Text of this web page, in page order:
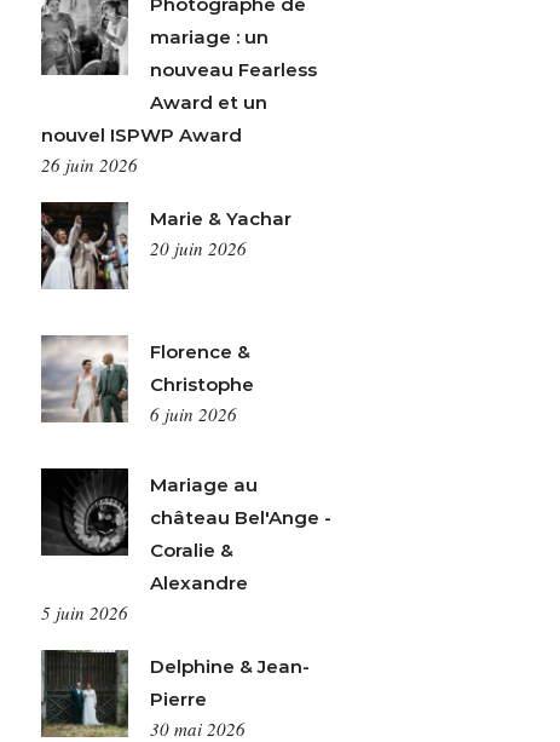
mariage : un
nouveau Fearless
Award et un
nouvel ISPWP Award
26 juin 2026
Marie & Yachar
20 juin 2026
Florence &
Christophe
6 juin 2026
Mariage au
château Bel'Ange -
Coralie &
Alexandre
5 juin 2026
Delphine & Jean-
Pierre
30 mai 2026